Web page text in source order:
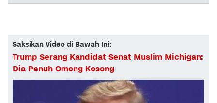
Saksikan Video di Bawah Ini:
Trump Serang Kandidat Senat Muslim Michigan:
Dia Penuh Omong Kosong